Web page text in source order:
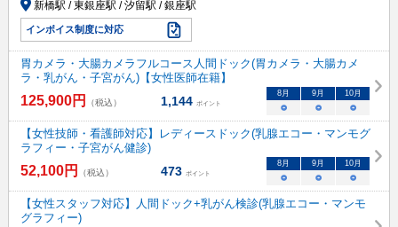
新橋駅 / 東銀座駅 / 汐留駅 / 銀座駅
インボイス制度に対応
胃カメラ・大腸カメラフルコース人間ドック(胃カメラ・大腸カメ
ラ・乳がん・子宮がん)【女性医師在籍】
125,900円 （税込） 1,144 ポイント
8 月 9 月 10月
○ ○ ○
【女性技師・看護師対応】レディースドック(乳腺エコー・マンモグ
ラフィー・子宮がん健診)
52,100円 （税込） 473 ポイント
8 月 9 月 10月
○ ○ ○
【女性スタッフ対応】人間ドック+乳がん検診(乳腺エコー・マンモ
グラフィー)